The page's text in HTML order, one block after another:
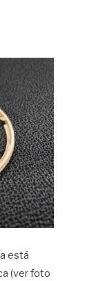
está
(ver foto